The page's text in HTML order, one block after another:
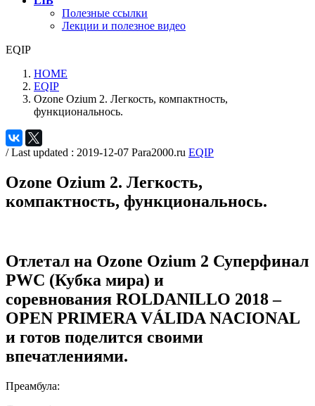
Полезные ссылки
Лекции и полезное видео
EQIP
HOME
EQIP
Ozone Ozium 2. Легкость, компактность,
функциональнось.
/ Last updated : 2019-12-07 Para2000.ru EQIP
Ozone Ozium 2. Легкость,
компактность, функциональнось.
Отлетал на Ozone Ozium 2 Суперфинал
PWC (Кубка мира) и
соревнования ROLDANILLO 2018 –
OPEN PRIMERA VÁLIDA NACIONAL
и готов поделится своими
впечатлениями.
Преамбула: